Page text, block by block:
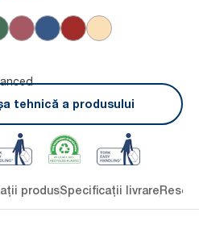
tehnică a produsului
produsSpecificații livrare